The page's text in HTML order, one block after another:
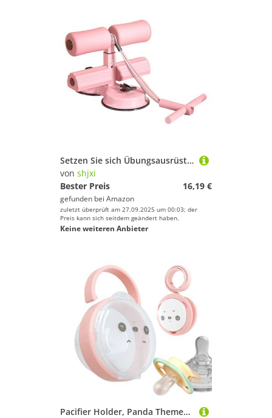
Setzen Sie sich Übungsausrüstung, AB -Training -Auxiliary für Kernstärke und interaktive tragbare Trainingsmaschine mit starkem Saugnapf, Home Gym für Frauen Männer Fitness täglich 27x25.5x20,5 cm
von shjxi
Bester Preis
16,19 €
gefunden bei Amazon
zuletzt überprüft am 27.09.2025 um 00:03; der
Preis kann sich seitdem geändert haben.
Keine weiteren Anbieter
Pacifier Holder, Panda Themed Chain Box Set, Dustproof Cover Included, Compact Travel Case, BPA Silicone Material, 13 cm Size, Excellent for Boys, Girls, Outdoor Adventures